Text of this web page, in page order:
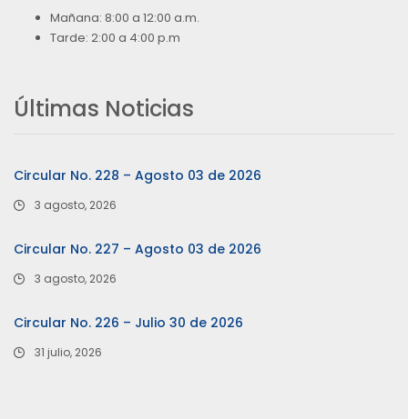
Mañana: 8:00 a 12:00 a.m.
Tarde: 2:00 a 4:00 p.m
Últimas Noticias
Circular No. 228 – Agosto 03 de 2026
3 agosto, 2026
Circular No. 227 – Agosto 03 de 2026
3 agosto, 2026
Circular No. 226 – Julio 30 de 2026
31 julio, 2026